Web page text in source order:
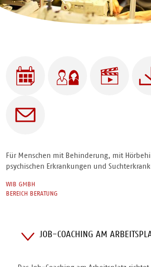
Für Menschen mit Behinderung, mit
psychischen Erkrankungen und
WIB GMBH
BEREICH BERATUNG
JOB-COACHING AM
WIB
Integrationsberatung
- Für
mit
Behinderung,
und
Sucht-
Erkrankungen
Angebote
| Mit